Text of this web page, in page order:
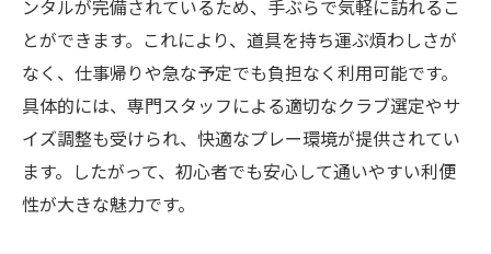
ンタルが完備されているため、手ぶらで気軽に訪れるこ
とができます。これにより、道具を持ち運ぶ煩わしさが
なく、仕事帰りや急な予定でも負担なく利用可能です。
具体的には、専門スタッフによる適切なクラブ選定やサ
イズ調整も受けられ、快適なプレー環境が提供されてい
ます。したがって、初心者でも安心して通いやすい利便
性が大きな魅力です。